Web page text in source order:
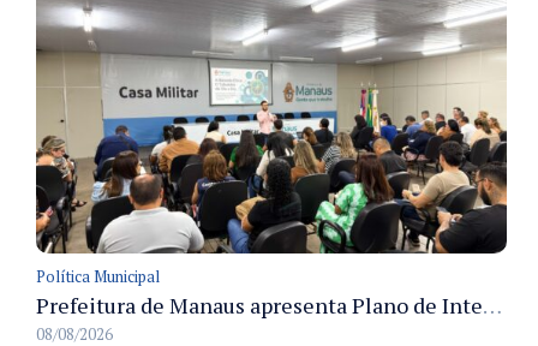
Política Municipal
Prefeitura de Manaus apresenta Plano de Integridade da CGM e qualifica servidores para governança e conformidade no biênio 2027-2028
08/08/2026